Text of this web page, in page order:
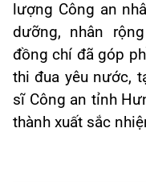
lượng Công an
dưỡng, nhân
đồng chí đã góp
thi đua yêu nước,
sĩ Công an tỉnh
thành xuất sắc